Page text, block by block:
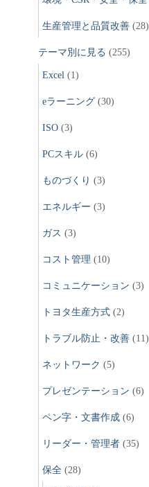
生産管理と品質改善 (28)
テーマ別に見る (255)
Excel (1)
eラーニング (30)
ISO (3)
PCスキル (6)
ものづくり (3)
エネルギー (3)
ガス (3)
コスト管理 (10)
コミュニケーション (3)
トヨタ生産方式 (2)
トラブル防止・改善 (11)
ネットワーク (5)
プレゼンテーション (6)
ペン字・文書作成 (6)
リーダー・管理者 (35)
保全 (28)